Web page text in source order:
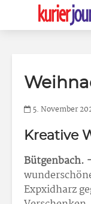
5. November
Kreative
Bütgenbach.
Expxidharz